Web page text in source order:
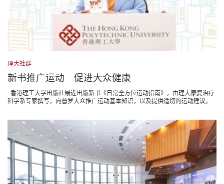
理大社群
新书推广运动 促进大众健康
香港理工大学出版社最近出版新书《日常全方位运动指南》，由理大康复治疗
科学系专家撰写，向普罗大众推广运动基本知识，以及提供适切的运动建议。...